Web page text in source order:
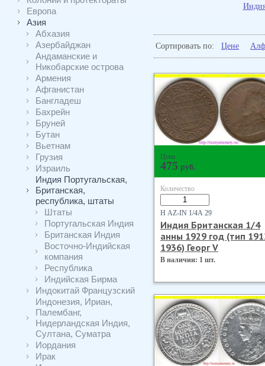
Европа
Азия
Абхазия
Азербайджан
Андаманские и
Никобарские острова
Армения
Афганистан
Бангладеш
Бахрейн
Бруней
Бутан
Вьетнам
Грузия
Израиль
Индия Португальская,
Британская,
республика, штаты
Штаты
Португальская Индия
Британская Индия
Восточно-Индийская
компания
Республика
Индийская Бирма
Индокитай Французский
Индонезия, Ириан,
Палембанг,
Нидерландская Индия,
Султана, Суматра
Иордания
Ирак
Сортировать по: Цене
Цена
475 руб.
Количество
Н AZ-IN 1/4А 29
Индия Британская 1/4
анны 1929 год (тип
1936) Георг V
В наличии: 1 шт.